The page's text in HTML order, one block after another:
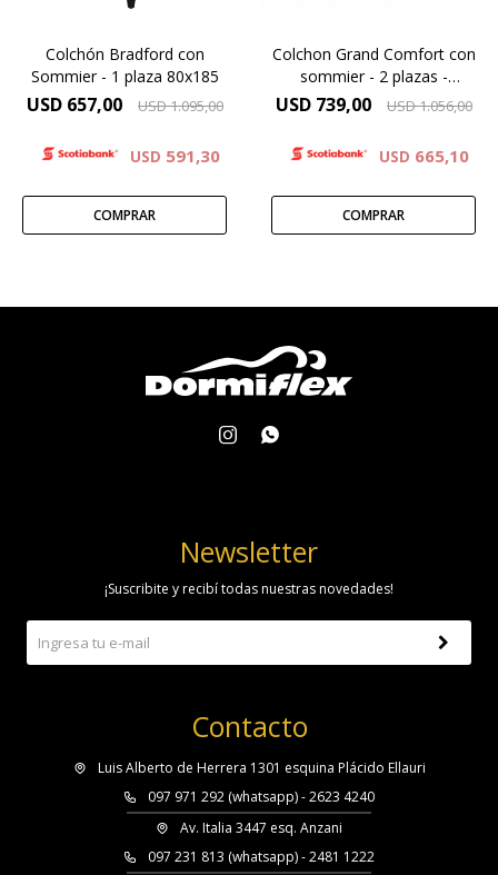
Colchón Bradford con
Sommier - 1 plaza 80x185
USD 657,00 USD1.095,00
USD 591,30
Colchon Grand Comfort con
sommier - 2 plazas -
140x190
USD 739,00 USD1.056,00
USD 665,10
 
Contacto
Luis Alberto de Herrera 1301 esquina Plácido Ellauri
097 971 292 (whatsapp) - 2623 4240
Av. Italia 3447 esq. Anzani
097 231 813 (whatsapp) - 2481 1222
Newsletter
¡Suscribite y recibí todas nuestras novedades!